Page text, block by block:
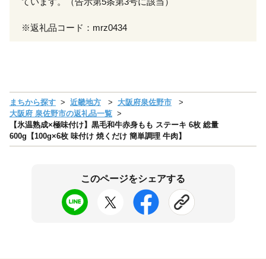
※返礼品コード：mrz0434
まちから探す 近畿地方
大阪府泉佐野市
大阪府 泉佐野市の返礼品一覧
【氷温熟成×極味付け】黒毛和牛赤身もも ステーキ 6枚 総量
600g【100g×6枚 味付け 焼くだけ 簡単調理 牛肉】
このページをシェアする